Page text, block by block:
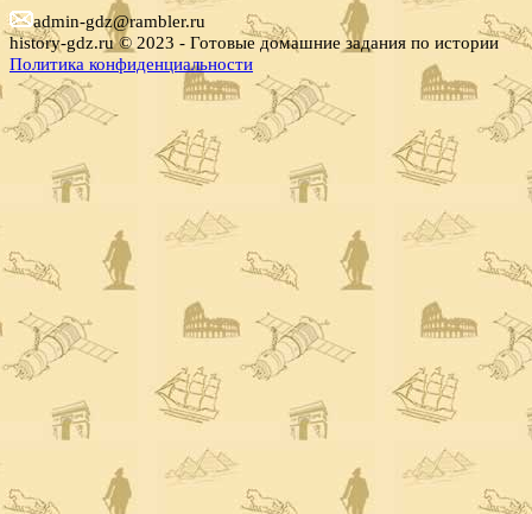
admin-gdz@rambler.ru
history-gdz.ru © 2023 - Готовые домашние задания по истории
Политика конфиденциальности